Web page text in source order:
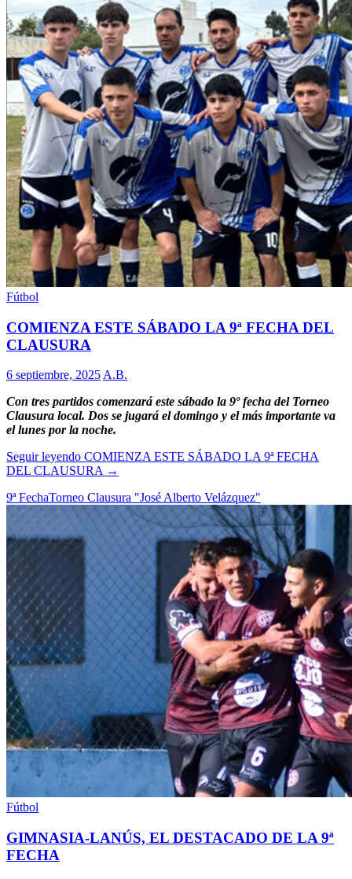
Fútbol
COMIENZA ESTE SÁBADO LA 9ª FECHA DEL
CLAUSURA
6 septiembre, 2025 A.B.
Con tres partidos comenzará este sábado la 9º fecha del Torneo
Clausura local. Dos se jugará el domingo y el más importante va
el lunes por la noche.
Seguir leyendo COMIENZA ESTE SÁBADO LA 9ª FECHA
DEL CLAUSURA →
9ª FechaTorneo Clausura "José Alberto Velázquez"
Fútbol
GIMNASIA-LANÚS, EL DESTACADO DE LA 9ª
FECHA